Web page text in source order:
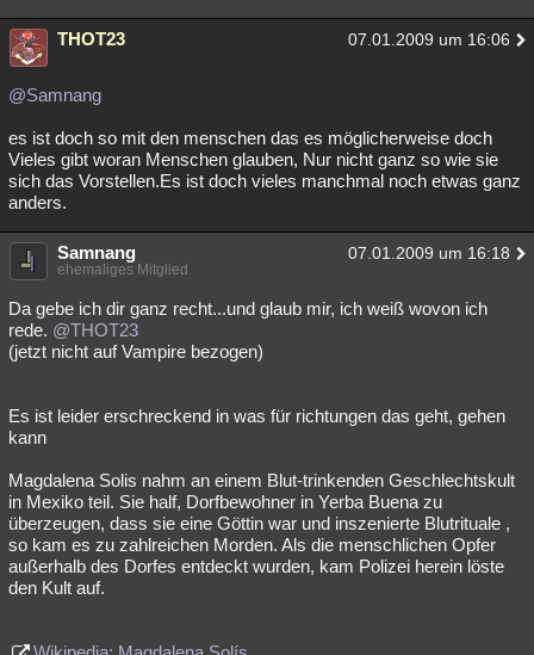
Philosophie Literatur
Astronomie
Musik Clash Verbesserungen Allmystery English
Übersichten
Besucht
Lesenswert
THOT23 07.01.2009 um 16:06
@Samnang
es ist doch so mit den menschen das es möglicherweise doch
Vieles gibt woran Menschen glauben, Nur nicht ganz so wie sie
sich das Vorstellen.Es ist doch vieles manchmal noch etwas ganz
anders.
Samnang 07.01.2009 um 16:18
ehemaliges Mitglied
Da gebe ich dir ganz recht...und glaub mir, ich weiß wovon ich
rede. @THOT23
(jetzt nicht auf Vampire bezogen)
Es ist leider erschreckend in was für richtungen das geht, gehen
kann
Magdalena Solis nahm an einem Blut-trinkenden Geschlechtskult
in Mexiko teil. Sie half, Dorfbewohner in Yerba Buena zu
überzeugen, dass sie eine Göttin war und inszenierte Blutrituale ,
so kam es zu zahlreichen Morden. Als die menschlichen Opfer
außerhalb des Dorfes entdeckt wurden, kam Polizei herein löste
den Kult auf.